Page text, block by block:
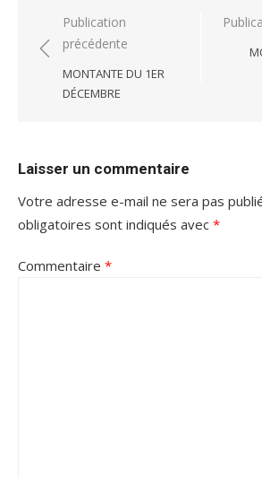
Navigation
de
l’article
Publication
précédente
MONTANTE DU 1ER
DÉCEMBRE
Laisser un commentaire
Votre adresse e-mail ne sera pas
obligatoires sont indiqués avec *
Commentaire *